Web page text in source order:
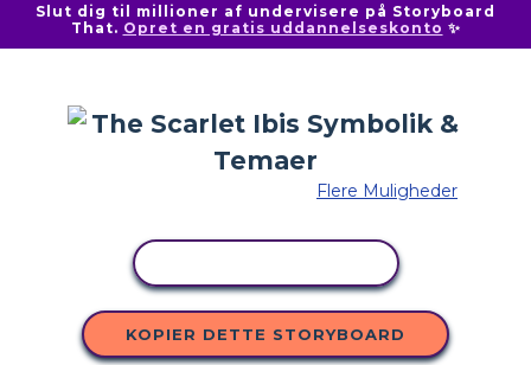
Slut dig til millioner af undervisere på Storyboard
That. Opret en gratis uddannelseskonto ✨
Flere Muligheder
KOPIER DETTE STORYBOARD